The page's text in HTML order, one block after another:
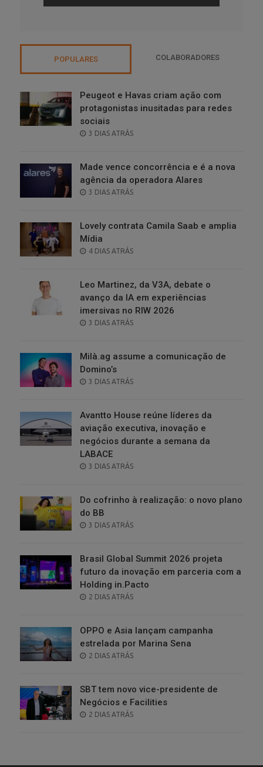
POPULARES COLABORADORES
Peugeot e Havas criam ação com
protagonistas inusitadas para redes
sociais
POSTED
3 DIAS ATRÁS
Made vence concorrência e é a nova
agência da operadora Alares
POSTED
3 DIAS ATRÁS
Lovely contrata Camila Saab e amplia
Mídia
POSTED
4 DIAS ATRÁS
Leo Martinez, da V3A, debate o
avanço da IA em experiências
imersivas no RIW 2026
POSTED
3 DIAS ATRÁS
Milà.ag assume a comunicação de
Domino’s
POSTED
3 DIAS ATRÁS
Avantto House reúne líderes da
aviação executiva, inovação e
negócios durante a semana da
LABACE
POSTED
3 DIAS ATRÁS
Do cofrinho à realização: o novo plano
do BB
POSTED
3 DIAS ATRÁS
Brasil Global Summit 2026 projeta
futuro da inovação em parceria com a
Holding in.Pacto
POSTED
2 DIAS ATRÁS
OPPO e Asia lançam campanha
estrelada por Marina Sena
POSTED
2 DIAS ATRÁS
SBT tem novo vice-presidente de
Negócios e Facilities
POSTED
2 DIAS ATRÁS